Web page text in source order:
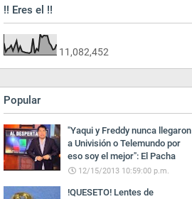
!! Eres el !!
11,082,452
Popular
"Yaqui y Freddy nunca llegaron
a Univisión o Telemundo por
eso soy el mejor": El Pacha
12/15/2013 10:59:00 p.m.
!QUESETO! Lentes de